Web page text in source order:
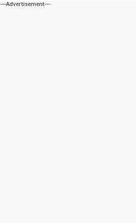
---Advertisement---